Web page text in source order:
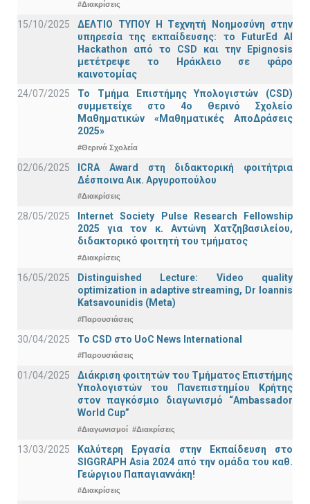
#Διακρίσεις
15/10/2025
ΔΕΛΤΙΟ ΤΥΠΟΥ H Tεχνητή Νοημοσύνη στην
υπηρεσία της εκπαίδευσης: το FuturEd AI
Hackathon από το CSD και την Epignosis
μετέτρεψε το Ηράκλειο σε φάρο
καινοτομίας
24/07/2025
Το Τμήμα Επιστήμης Υπολογιστών (CSD)
συμμετείχε στο 4ο Θερινό Σχολείο
Μαθηματικών «Μαθηματικές ΑποΔράσεις
2025»
#Θερινά Σχολεία
02/06/2025
ICRA Award στη διδακτορική φοιτήτρια
Δέσποινα Αικ. Αργυροπούλου
#Διακρίσεις
28/05/2025
Internet Society Pulse Research Fellowship
2025 για τον κ. Αντώνη Χατζηβασιλείου,
διδακτορικό φοιτητή του τμήματος
#Διακρίσεις
16/05/2025
Distinguished Lecture: Video quality
optimization in adaptive streaming, Dr Ioannis
Katsavounidis (Meta)
#Παρουσιάσεις
30/04/2025 To CSD στο UoC News International
#Παρουσιάσεις
01/04/2025
Διάκριση φοιτητών του Τμήματος Επιστήμης
Υπολογιστών του Πανεπιστημίου Κρήτης
στον παγκόσμιο διαγωνισμό “Ambassador
World Cup”
#Διαγωνισμοί #Διακρίσεις
13/03/2025
Καλύτερη Εργασία στην Εκπαίδευση στο
SIGGRAPH Asia 2024 από την ομάδα του καθ.
Γεώργιου Παπαγιαννάκη!
#Διακρίσεις